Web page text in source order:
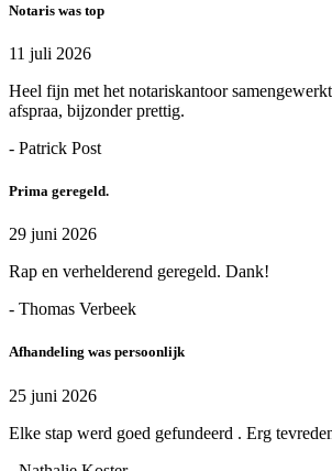
Notaris was top
11 juli 2026
Heel fijn met het notariskantoor
afspraa, bijzonder prettig.
- Patrick Post
Prima geregeld.
29 juni 2026
Rap en verhelderend geregeld. Dank!
- Thomas Verbeek
Afhandeling was persoonlijk
25 juni 2026
Elke stap werd goed gefundeerd . Erg